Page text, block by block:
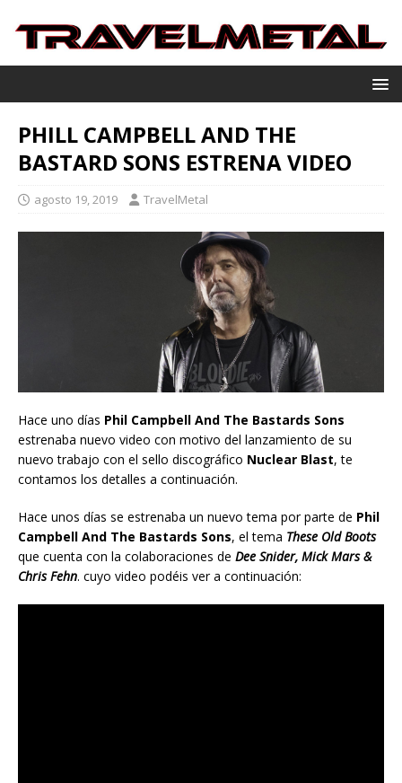
PHILL CAMPBELL AND THE
BASTARD SONS ESTRENA VIDEO
agosto 19, 2019 TravelMetal
Hace uno días Phil Campbell And The Bastards Sons
estrenaba nuevo video con motivo del lanzamiento de su
nuevo trabajo con el sello discográfico Nuclear Blast, te
contamos los detalles a continuación.
Hace unos días se estrenaba un nuevo tema por parte de Phil
Campbell And The Bastards Sons, el tema These Old Boots
que cuenta con la colaboraciones de Dee Snider, Mick Mars &
Chris Fehn. cuyo video podéis ver a continuación: